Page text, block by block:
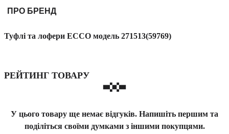
ПРО БРЕНД
Туфлі та лофери ECCO модель 271513(59769)
РЕЙТИНГ ТОВАРУ
У цього товару ще немає відгуків. Напишіть першим та
поділіться своїми думками з іншими покупцями.